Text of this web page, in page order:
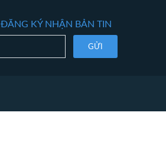
ĐĂNG KÝ NHẬN BẢN TIN
GỬI